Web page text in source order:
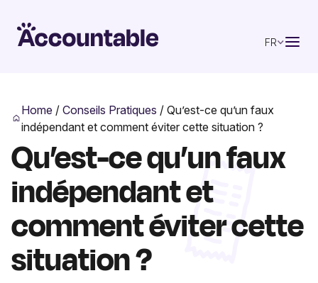
FR
Home / Conseils Pratiques / Qu’est-ce qu’un faux
indépendant et comment éviter cette situation ?
Qu’est-ce qu’un faux
indépendant et
comment éviter cette
situation ?